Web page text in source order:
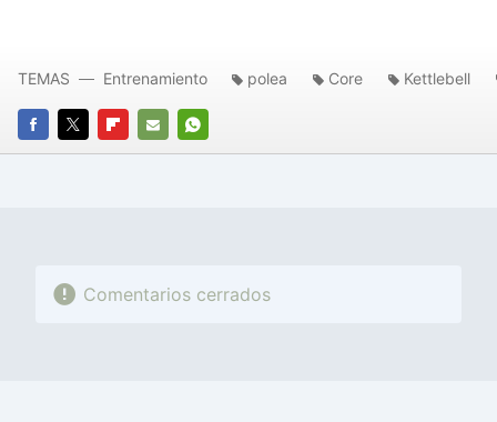
FACEBOOK
TWITTERFLIPBOARD
E-
WHATSAPP
TEMAS Entrenamiento polea Core Kettlebell
Comentarios cerrados